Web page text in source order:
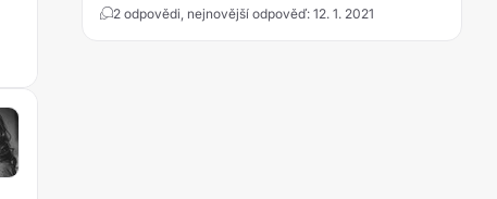
2 odpovědi, nejnovější odpověď: 12. 1. 2021